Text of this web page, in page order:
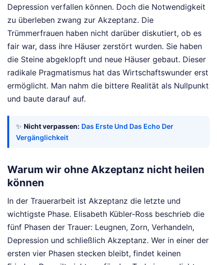
Depression verfallen können. Doch die Notwendigkeit
zu überleben zwang zur Akzeptanz. Die
Trümmerfrauen haben nicht darüber diskutiert, ob es
fair war, dass ihre Häuser zerstört wurden. Sie haben
die Steine abgeklopft und neue Häuser gebaut. Dieser
radikale Pragmatismus hat das Wirtschaftswunder erst
ermöglicht. Man nahm die bittere Realität als Nullpunkt
und baute darauf auf.
✨ Nicht verpassen: Das Erste Und Das Echo Der
Vergänglichkeit
Warum wir ohne Akzeptanz nicht heilen
können
In der Trauerarbeit ist Akzeptanz die letzte und
wichtigste Phase. Elisabeth Kübler-Ross beschrieb die
fünf Phasen der Trauer: Leugnen, Zorn, Verhandeln,
Depression und schließlich Akzeptanz. Wer in einer der
ersten vier Phasen stecken bleibt, findet keinen